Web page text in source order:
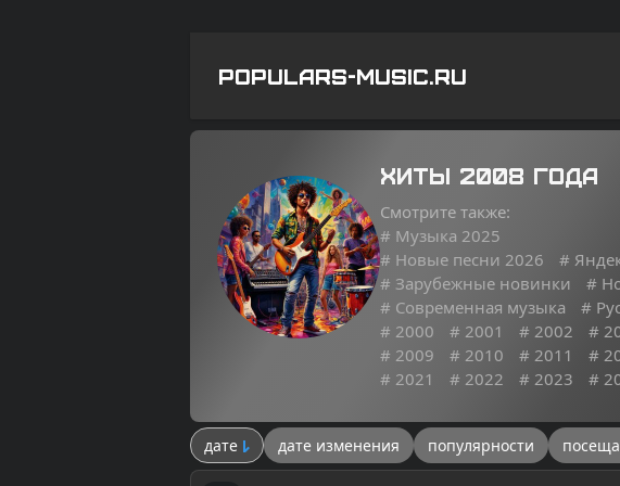
POPULARS-MUSIC.RU
Хиты 2008 года
Смотрите также:
# Музыка 2025
# Новые песни 2026
#
# Зарубежные новинки
#
# Современная музыка
#
# 2000
# 2001 # 2002 #
# 2009
# 2010 # 2011 #
# 2021
# 2022 # 2023 #
дате дате изменения популярности